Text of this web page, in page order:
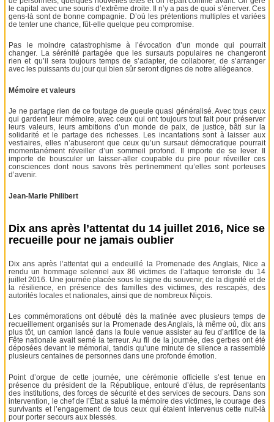
le capital avec une souris d’extrême droite. Il n’y a pas de quoi s’énerver. Ces
gens-là sont de bonne compagnie. D’où les prétentions multiples et variées
de tenter une chance, fût-elle quelque peu compromise.
Pas le moindre catastrophisme à l’évocation d’un monde qui pourrait
changer. La sérénité partagée que les sursauts populaires ne changeront
rien et qu’il sera toujours temps de s’adapter, de collaborer, de s’arranger
avec les puissants du jour qui bien sûr seront dignes de notre allégeance.
Mémoire et valeurs
Je ne partage rien de ce foutage de gueule quasi généralisé. Avec tous ceux
qui gardent leur mémoire, avec ceux qui ont toujours tout fait pour préserver
leurs valeurs, leurs ambitions d’un monde de paix, de justice, bâti sur la
solidarité et le partage des richesses. Les incantations sont à laisser aux
vestiaires, elles n’abuseront que ceux qu’un sursaut démocratique pourrait
momentanément réveiller d’un sommeil profond. Il importe de se lever. Il
importe de bousculer un laisser-aller coupable du pire pour réveiller ces
consciences dont nous savons très pertinemment qu’elles sont porteuses
d’avenir.
Jean-Marie Philibert
Dix ans après l’attentat du 14 juillet 2016, Nice se
recueille pour ne jamais oublier
Dix ans après l’attentat qui a endeuillé la Promenade des Anglais, Nice a
rendu un hommage solennel aux 86 victimes de l’attaque terroriste du 14
juillet 2016. Une journée placée sous le signe du souvenir, de la dignité et de
la résilience, en présence des familles des victimes, des rescapés, des
autorités locales et nationales, ainsi que de nombreux Niçois.
Les commémorations ont débuté dès la matinée avec plusieurs temps de
recueillement organisés sur la Promenade des Anglais, là même où, dix ans
plus tôt, un camion lancé dans la foule venue assister au feu d’artifice de la
Fête nationale avait semé la terreur. Au fil de la journée, des gerbes ont été
déposées devant le mémorial, tandis qu’une minute de silence a rassemblé
plusieurs centaines de personnes dans une profonde émotion.
Point d’orgue de cette journée, une cérémonie officielle s’est tenue en
présence du président de la République, entouré d’élus, de représentants
des institutions, des forces de sécurité et des services de secours. Dans son
intervention, le chef de l’État a salué la mémoire des victimes, le courage des
survivants et l’engagement de tous ceux qui étaient intervenus cette nuit-là
pour porter secours aux blessés.